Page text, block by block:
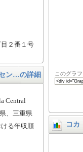
２番１号
ン…の詳細
Central
、三重県
る年収順
このグラ
コカ